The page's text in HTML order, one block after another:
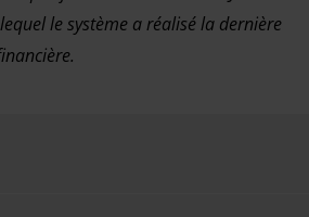
le système a réalisé la dernière